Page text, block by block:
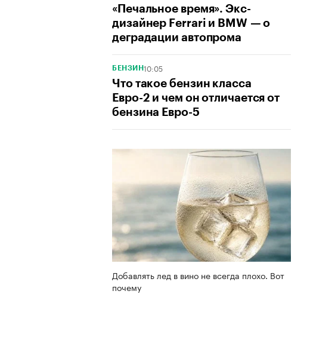
«Печальное время». Экс-
дизайнер Ferrari и BMW — о
деградации автопрома
БЕНЗИН10:05
Что такое бензин класса
Евро-2 и чем он отличается от
бензина Евро-5
Добавлять лед в вино не всегда плохо. Вот
почему